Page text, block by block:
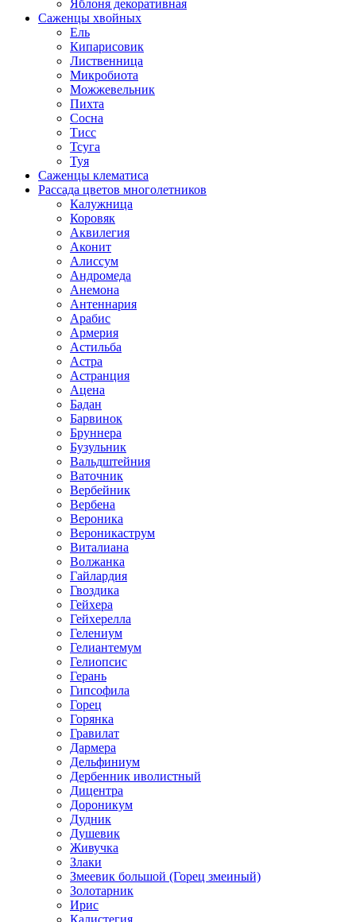
Яблоня декоративная
Саженцы хвойных
Ель
Кипарисовик
Лиственница
Микробиота
Можжевельник
Пихта
Сосна
Тисс
Тсуга
Туя
Саженцы клематиса
Рассада цветов многолетников
Калужница
Коровяк
Аквилегия
Аконит
Алиссум
Андромеда
Анемона
Антеннария
Арабис
Армерия
Астильба
Астра
Астранция
Ацена
Бадан
Барвинок
Бруннера
Бузульник
Вальдштейния
Ваточник
Вербейник
Вербена
Вероника
Вероникаструм
Виталиана
Волжанка
Гайлардия
Гвоздика
Гейхера
Гейхерелла
Гелениум
Гелиантемум
Гелиопсис
Герань
Гипсофила
Горец
Горянка
Гравилат
Дармера
Дельфиниум
Дербенник иволистный
Дицентра
Дороникум
Дудник
Душевик
Живучка
Злаки
Змеевик большой (Горец змеиный)
Золотарник
Ирис
Калистегия